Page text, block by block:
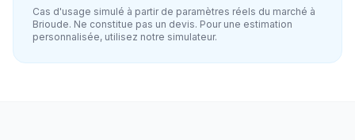
Cas d'usage simulé à partir de paramètres réels du marché à
Brioude. Ne constitue pas un devis. Pour une estimation
personnalisée, utilisez notre simulateur.